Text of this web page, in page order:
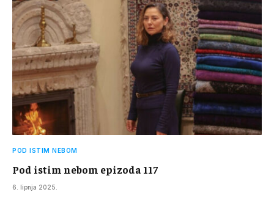
POD ISTIM NEBOM
Pod istim nebom epizoda 117
6. lipnja 2025.